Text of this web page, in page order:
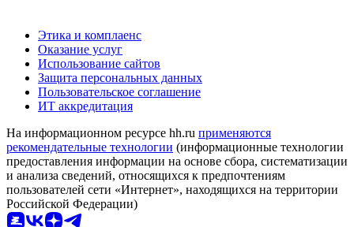
Этика и комплаенс
Оказание услуг
Использование сайтов
Защита персональных данных
Пользовательское соглашение
ИТ аккредитация
На информационном ресурсе hh.ru применяются
рекомендательные технологии (информационные технологии
предоставления информации на основе сбора, систематизации
и анализа сведений, относящихся к предпочтениям
пользователей сети «Интернет», находящихся на территории
Российской Федерации)